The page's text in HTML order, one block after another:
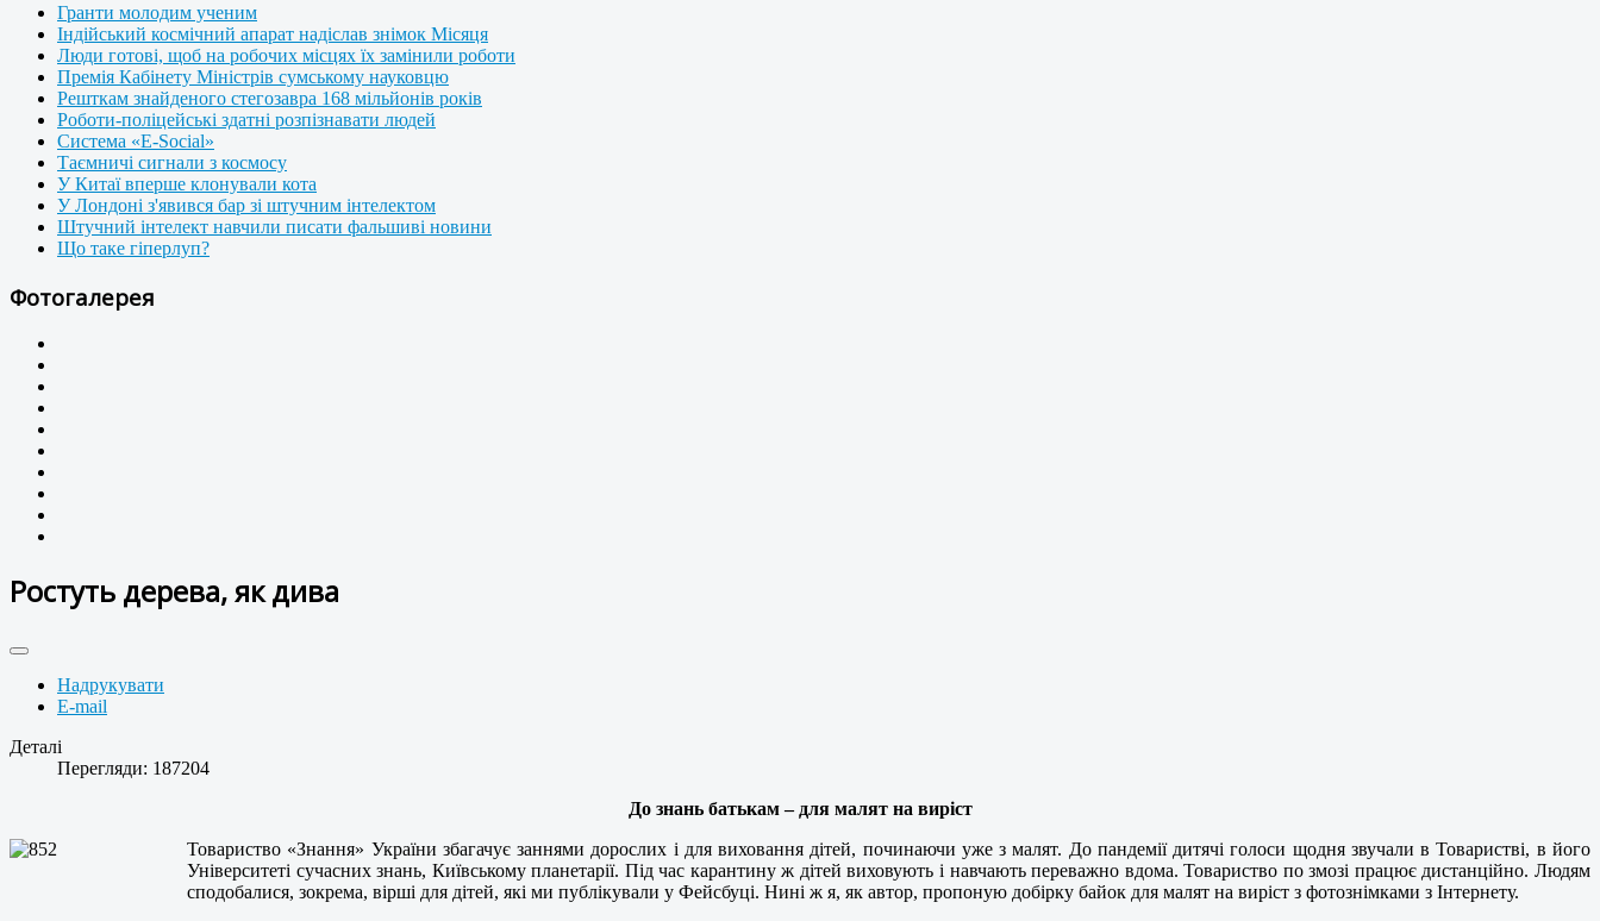
Гранти молодим ученим
Індійський космічний апарат надіслав знімок Місяця
Люди готові, щоб на робочих місцях їх замінили роботи
Премія Кабінету Міністрів сумському науковцю
Решткам знайденого стегозавра 168 мільйонів років
Роботи-поліцейські здатні розпізнавати людей
Система «E-Social»
Таємничі сигнали з космосу
У Китаї вперше клонували кота
У Лондоні з'явився бар зі штучним інтелектом
Штучний інтелект навчили писати фальшиві новини
Що таке гіперлуп?
Фотогалерея
Ростуть дерева, як дива
Надрукувати
E-mail
Деталі
Перегляди: 187204
До знань батькам – для малят на виріст
Товариство «Знання» України збагачує заннями дорослих і для виховання дітей, починаючи уже з малят. До пандемії дитячі голоси щодня звучали в Товаристві, в його
Університеті сучасних знань, Київському планетарії. Під час карантину ж дітей виховують і навчають переважно вдома. Товариство по змозі працює дистанційно. Людям
сподобалися, зокрема, вірші для дітей, які ми публікували у Фейсбуці. Нині ж я, як автор, пропоную добірку байок для малят на виріст з фотознімками з Інтернету.